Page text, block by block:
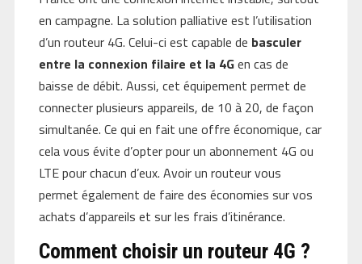
en campagne. La solution palliative est l’utilisation
d’un routeur 4G. Celui-ci est capable de basculer
entre la connexion filaire et la 4Gen cas de
baisse de débit. Aussi, cet équipement permet de
connecter plusieurs appareils, de 10 à 20, de façon
simultanée. Ce qui en fait une offre économique, car
cela vous évite d’opter pour un abonnement 4G ou
LTE pour chacun d’eux. Avoir un routeur vous
permet également de faire des économies sur vos
achats d’appareils et sur les frais d’itinérance.
Comment choisir un routeur 4G ?